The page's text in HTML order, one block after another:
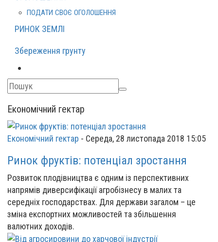
ПОДАТИ СВОЄ ОГОЛОШЕННЯ
РИНОК ЗЕМЛІ
Збереження грунту
Економічний гектар
Економічний гектар - Середа, 28 листопада 2018 15:05
Ринок фруктів: потенціал зростання
Розвиток плодівництва є одним із перспективних
напрямів диверсифікації агробізнесу в малих та
середніх господарствах. Для держави загалом – це
зміна експортних можливостей та збільшення
валютних доходів.